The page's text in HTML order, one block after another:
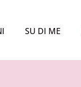
SU DI ME